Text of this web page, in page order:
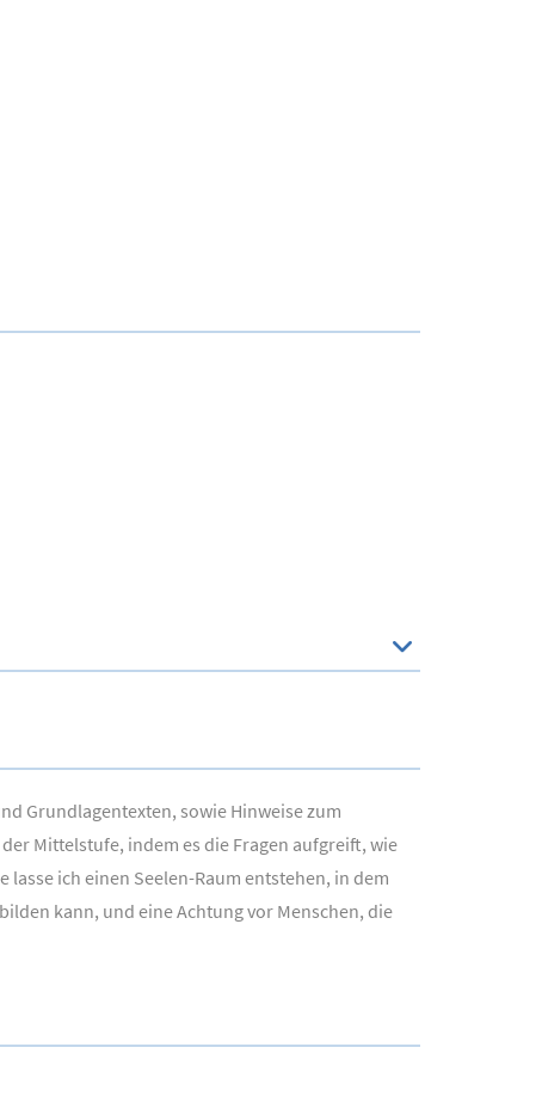
Grundlagentexten, sowie Hinweise zum
Mittelstufe, indem es die Fragen aufgreift, wie
ich einen Seelen-Raum entstehen, in dem
kann, und eine Achtung vor Menschen, die